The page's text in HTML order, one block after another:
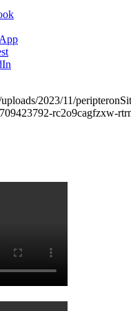
2023/11/
rc2o9cagfzxw-